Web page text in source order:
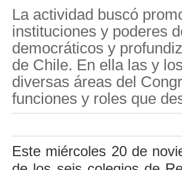
La actividad buscó
instituciones y poderes
democráticos y
de Chile. En ella las y
diversas áreas del
funciones y roles que
Este miércoles 20 de